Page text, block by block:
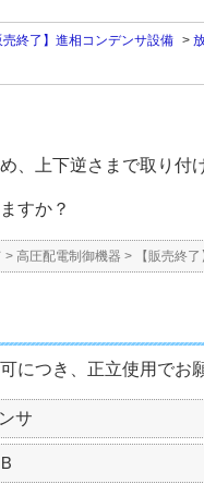
売終了】進相コンデンサ設備 >
、上下逆さまで取り付
すか？
> 高圧配電制御機器 > 【販売終
につき、正立使用でお
サ